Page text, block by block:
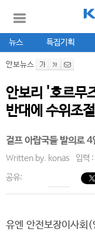
뉴스 특집기획
안보뉴스
안보리 '호르무
반대에 수위조
걸프 아랍국들 발의로
Written by. konas 입력
공유:
유엔 안전보장이사회